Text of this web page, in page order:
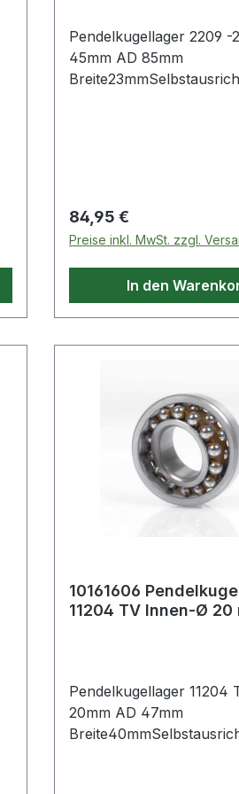
Pendelkugellager 2209 -
45mm AD 85mm
Regulärer Preis:
84,95 €
Preise inkl. MwSt. zzgl.
In den
10161606
11204 TV Innen-Ø 20
Pendelkugellager 11204
20mm AD 47mm